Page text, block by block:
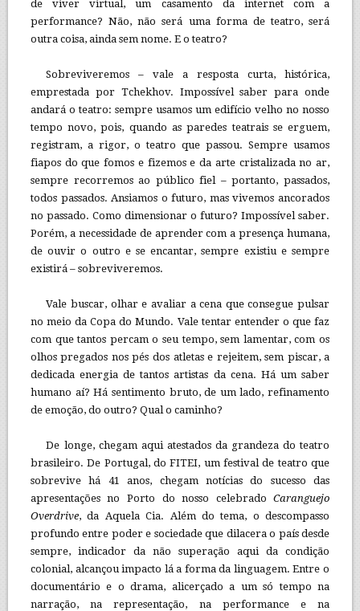
de viver virtual, um casamento da internet com a
performance? Não, não será uma forma de teatro, será
outra coisa, ainda sem nome. E o teatro?
Sobreviveremos – vale a resposta curta, histórica,
emprestada por Tchekhov. Impossível saber para onde
andará o teatro: sempre usamos um edifício velho no nosso
tempo novo, pois, quando as paredes teatrais se erguem,
registram, a rigor, o teatro que passou. Sempre usamos
fiapos do que fomos e fizemos e da arte cristalizada no ar,
sempre recorremos ao público fiel – portanto, passados,
todos passados. Ansiamos o futuro, mas vivemos ancorados
no passado. Como dimensionar o futuro? Impossível saber.
Porém, a necessidade de aprender com a presença humana,
de ouvir o outro e se encantar, sempre existiu e sempre
existirá – sobreviveremos.
Vale buscar, olhar e avaliar a cena que consegue pulsar
no meio da Copa do Mundo. Vale tentar entender o que faz
com que tantos percam o seu tempo, sem lamentar, com os
olhos pregados nos pés dos atletas e rejeitem, sem piscar, a
dedicada energia de tantos artistas da cena. Há um saber
humano aí? Há sentimento bruto, de um lado, refinamento
de emoção, do outro? Qual o caminho?
De longe, chegam aqui atestados da grandeza do teatro
brasileiro. De Portugal, do FITEI, um festival de teatro que
sobrevive há 41 anos, chegam notícias do sucesso das
apresentações no Porto do nosso celebradoCaranguejo
Overdrive, da Aquela Cia. Além do tema, o descompasso
profundo entre poder e sociedade que dilacera o país desde
sempre, indicador da não superação aqui da condição
colonial, alcançou impacto lá a forma da linguagem. Entre o
documentário e o drama, alicerçado a um só tempo na
narração, na representação, na performance e na